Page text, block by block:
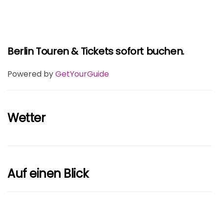
Berlin Touren & Tickets sofort buchen.
Powered byGetYourGuide
Wetter
Auf einen Blick